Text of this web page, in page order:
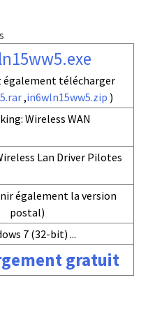
également télécharger
,in6wln15ww5.zip )
Wireless WAN
Lan Driver Pilotes
également la version
postal)
7 (32-bit) ...
gratuit